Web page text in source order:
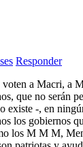
Responder
a Macri, a
que no serán
existe -, en
los gobiernos
los M M M,